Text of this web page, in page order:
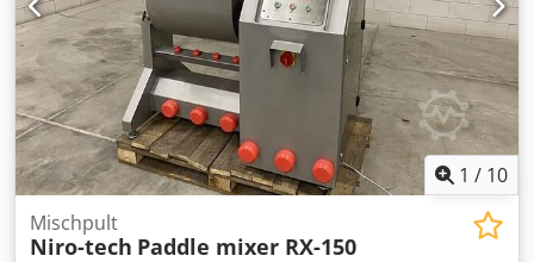
1 / 10
Mischpult
Niro-tech Paddle mixer RX-150